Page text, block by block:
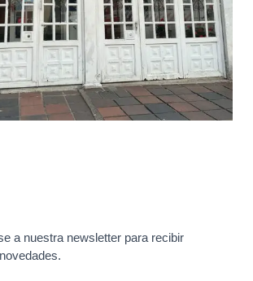
a nuestra newsletter para recibir